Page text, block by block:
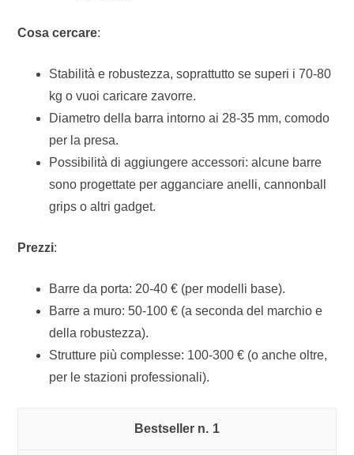
Cosa cercare:
Stabilità e robustezza, soprattutto se superi i 70-80
kg o vuoi caricare zavorre.
Diametro della barra intorno ai 28-35 mm, comodo
per la presa.
Possibilità di aggiungere accessori: alcune barre
sono progettate per agganciare anelli, cannonball
grips o altri gadget.
Prezzi:
Barre da porta: 20-40 € (per modelli base).
Barre a muro: 50-100 € (a seconda del marchio e
della robustezza).
Strutture più complesse: 100-300 € (o anche oltre,
per le stazioni professionali).
1